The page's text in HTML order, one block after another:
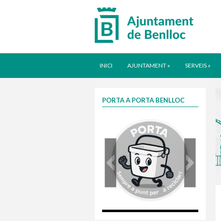
INICI AJUNTAMENT » SERVEIS »
PORTA A PORTA BENLLOC
Taxa justa